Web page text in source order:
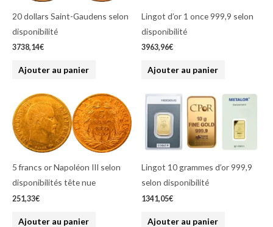
20 dollars Saint-Gaudens selon
disponibilité
3738,14€
Ajouter au panier
Lingot d’or 1 once 999,9 selon
disponibilité
3963,96€
Ajouter au panier
5 francs or Napoléon III selon
disponibilités tête nue
251,33€
Ajouter au panier
Lingot 10 grammes d’or 999,9
selon disponibilité
1341,05€
Ajouter au panier